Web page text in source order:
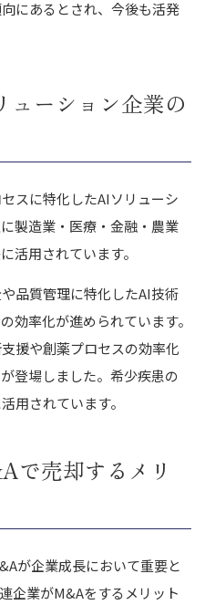
にあるとされ、今後も活発
ーション企業の
スに特化したAIソリューシ
製造業・医療・金融・農業
活用されています。
品質管理に特化したAI技術
効率化が進められています。
援や創薬プロセスの効率化
登場しました。希少疾患の
用されています。
で売却するメリ
が企業成長において重要と
企業がM&Aをするメリット